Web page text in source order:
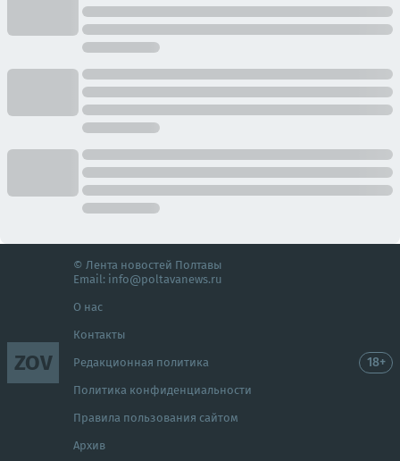
ZOV
© Лента новостей Полтавы
Email: info@poltavanews.ru
О нас
Контакты
Редакционная политика
Политика конфиденциальности
Правила пользования сайтом
Архив
18+